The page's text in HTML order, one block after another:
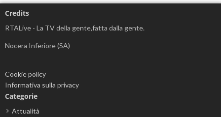
Credits
RTALive - La TV della gente,fatta dalla gente.
Nocera Inferiore (SA)
Cookie policy
Informativa sulla privacy
Categorie
Attualità